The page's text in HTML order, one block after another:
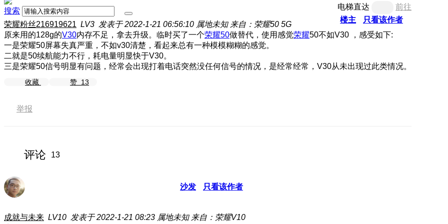
搜索 电梯直达
前往
楼主
只看该作者
荣耀粉丝216919621 LV3 发表于 2022-1-21 06:56:10 属地未知 来自：荣耀50 5G
原来用的128g的V30内存不足，拿去升级。临时买了一个荣耀50做替代，使用感觉荣耀50不如V30 ，感受如下:
一是荣耀50屏幕失真严重，不如v30清楚，看起来总有一种模模糊糊的感觉。
二就是50续航能力不行，耗电量明显快于V30。
三是荣耀50信号明显有问题，经常会出现打着电话突然没任何信号的情况，是经常经常，V30从未出现过此类情况。
收藏 赞 13
举报
评论 13
沙发 只看该作者
成就与未来 LV10 发表于 2022-1-21 08:23 属地未知 来自：荣耀V10